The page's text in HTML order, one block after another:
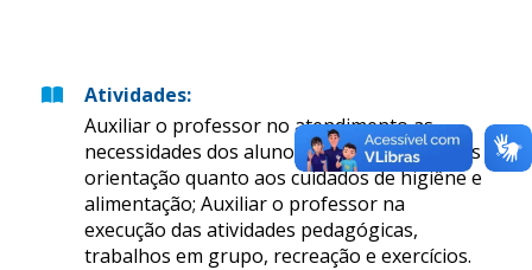
Atividades:
Auxiliar o professor no atendimento as
necessidades dos alunos; Prestar aos alunos
orientação quanto aos cuidados de higiêne e
alimentação; Auxiliar o professor na
execução das atividades pedagógicas,
trabalhos em grupo, recreação e exercícios.